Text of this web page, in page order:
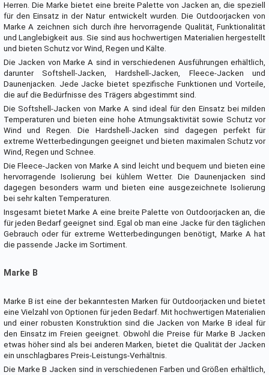
Herren. Die Marke bietet eine breite Palette von Jacken an, die speziell
für den Einsatz in der Natur entwickelt wurden. Die Outdoorjacken von
Marke A zeichnen sich durch ihre hervorragende Qualität, Funktionalität
und Langlebigkeit aus. Sie sind aus hochwertigen Materialien hergestellt
und bieten Schutz vor Wind, Regen und Kälte.
Die Jacken von Marke A sind in verschiedenen Ausführungen erhältlich,
darunter Softshell-Jacken, Hardshell-Jacken, Fleece-Jacken und
Daunenjacken. Jede Jacke bietet spezifische Funktionen und Vorteile,
die auf die Bedürfnisse des Trägers abgestimmt sind.
Die Softshell-Jacken von Marke A sind ideal für den Einsatz bei milden
Temperaturen und bieten eine hohe Atmungsaktivität sowie Schutz vor
Wind und Regen. Die Hardshell-Jacken sind dagegen perfekt für
extreme Wetterbedingungen geeignet und bieten maximalen Schutz vor
Wind, Regen und Schnee.
Die Fleece-Jacken von Marke A sind leicht und bequem und bieten eine
hervorragende Isolierung bei kühlem Wetter. Die Daunenjacken sind
dagegen besonders warm und bieten eine ausgezeichnete Isolierung
bei sehr kalten Temperaturen.
Insgesamt bietet Marke A eine breite Palette von Outdoorjacken an, die
für jeden Bedarf geeignet sind. Egal ob man eine Jacke für den täglichen
Gebrauch oder für extreme Wetterbedingungen benötigt, Marke A hat
die passende Jacke im Sortiment.
Marke B
Marke B ist eine der bekanntesten Marken für Outdoorjacken und bietet
eine Vielzahl von Optionen für jeden Bedarf. Mit hochwertigen Materialien
und einer robusten Konstruktion sind die Jacken von Marke B ideal für
den Einsatz im Freien geeignet. Obwohl die Preise für Marke B Jacken
etwas höher sind als bei anderen Marken, bietet die Qualität der Jacken
ein unschlagbares Preis-Leistungs-Verhältnis.
Die Marke B Jacken sind in verschiedenen Farben und Größen erhältlich,